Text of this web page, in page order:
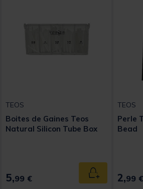
TEOS
Boites de Gaines Teos
Natural Silicon Tube Box
5,99 € Ajouter au
TEOS
Perle
Bead
2,99 €